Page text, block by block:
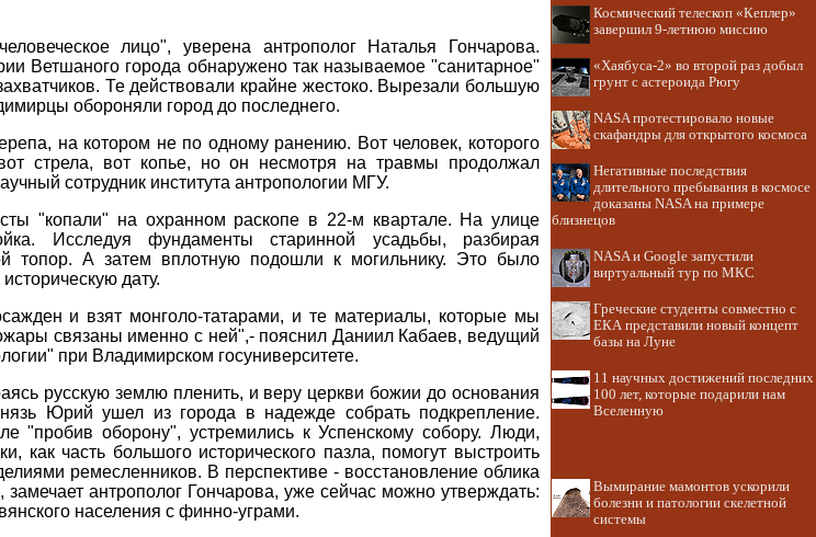
лицо", уверена антрополог Наталья Гончарова.
Ветшаного города обнаружено так называемое "санитарное"
Те действовали крайне жестоко. Вырезали большую
обороняли город до последнего.
на котором не по одному ранению. Вот человек, которого
стрела, вот копье, но он несмотря на травмы продолжал
сотрудник института антропологии МГУ.
"копали" на охранном раскопе в 22-м квартале. На улице
Исследуя фундаменты старинной усадьбы, разбирая
топор. А затем вплотную подошли к могильнику. Это было
дату.
и взят монголо-татарами, и те материалы, которые мы
связаны именно с ней",- пояснил Даниил Кабаев, ведущий
при Владимирском госуниверситете.
русскую землю пленить, и веру церкви божии до основания
Юрий ушел из города в надежде собрать подкрепление.
"пробив оборону", устремились к Успенскому собору. Люди,
часть большого исторического пазла, помогут выстроить
ремесленников. В перспективе - восстановление облика
антрополог Гончарова, уже сейчас можно утверждать:
населения с финно-уграми.
Космический телескоп «Кеплер»
завершил 9-летнюю миссию
«Хаябуса-2» во второй раз добыл
грунт с астероида Рюгу
NASA протестировало новые
скафандры для открытого космоса
Негативные последствия
длительного пребывания в космосе
доказаны NASA на примере
близнецов
NASA и Google запустили
виртуальный тур по МКС
Греческие студенты совместно с
ЕКА представили новый концепт
базы на Луне
11 научных достижений последних
100 лет, которые подарили нам
Вселенную
Вымирание мамонтов ускорили
болезни и патологии скелетной
системы